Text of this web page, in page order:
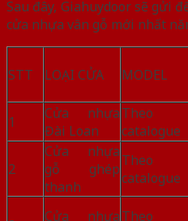
Sau đây, Giahuydoor sẽ gửi
cửa nhựa vân gỗ mới nhất
STT LOẠI CỬA MODEL
1
Cửa nhựa
Đài Loan
Theo
catalogue
2
Cửa nhựa
gỗ ghép
thanh
Theo
catalogue
Cửa nhựaTheo